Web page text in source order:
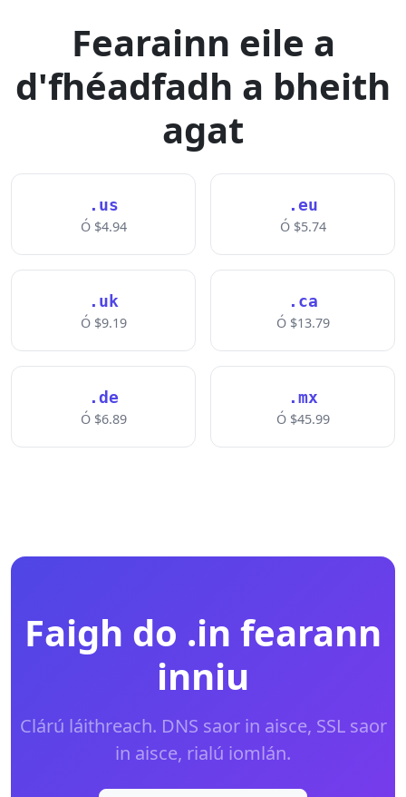
Fearainn eile a
d'fhéadfadh a bheith
agat
.us
Ó $4.94
.eu
Ó $5.74
.uk
Ó $9.19
.ca
Ó $13.79
.de
Ó $6.89
.mx
Ó $45.99
Faigh do .in fearann
inniu
Clárú láithreach. DNS saor in aisce, SSL saor
in aisce, rialú iomlán.